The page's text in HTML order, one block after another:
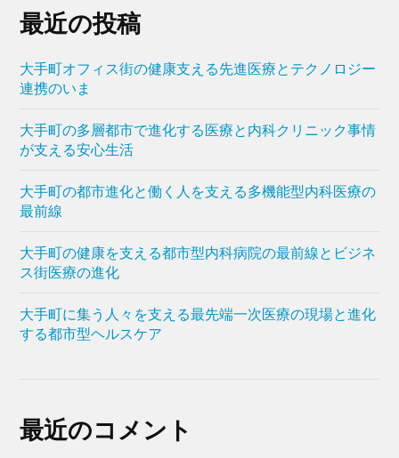
最近の投稿
大手町オフィス街の健康支える先進医療とテクノロジー
連携のいま
大手町の多層都市で進化する医療と内科クリニック事情
が支える安心生活
大手町の都市進化と働く人を支える多機能型内科医療の
最前線
大手町の健康を支える都市型内科病院の最前線とビジネ
ス街医療の進化
大手町に集う人々を支える最先端一次医療の現場と進化
する都市型ヘルスケア
最近のコメント